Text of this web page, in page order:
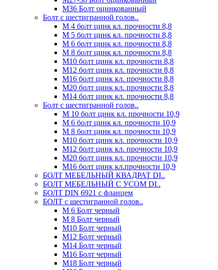
М36 Болт оцинкованный
Болт с шестигранной голов..
М 4 болт цинк кл. прочности 8,8
М 5 болт цинк кл. прочности 8,8
М 6 болт цинк кл. прочности 8,8
М 8 болт цинк кл. прочности 8,8
М10 болт цинк кл. прочности 8,8
М12 болт цинк кл. прочности 8,8
М16 болт цинк кл. прочности 8,8
М20 болт цинк кл. прочности 8,8
М14 болт цинк кл. прочности 8,8
Болт с шестигранной голов..
М 10 болт цинк кл. прочности 10,9
М 6 болт цинк кл. прочности 10,9
М 8 болт цинк кл. прочности 10,9
М10 болт цинк кл. прочности 10,9
М12 болт цинк кл. прочности 10,9
М20 болт цинк кл. прочности 10,9
М16 болт цинк кл.прочности 10,9
БОЛТ МЕБЕЛЬНЫЙ КВАДРАТ DI..
БОЛТ МЕБЕЛЬНЫЙ С УСОМ DI..
БОЛТ DIN 6921 c фланцем
БОЛТ с шестигранной голов..
М 6 Болт черный
М 8 Болт черный
М10 Болт черный
М12 Болт черный
М14 Болт черный
М16 Болт черный
М18 Болт черный